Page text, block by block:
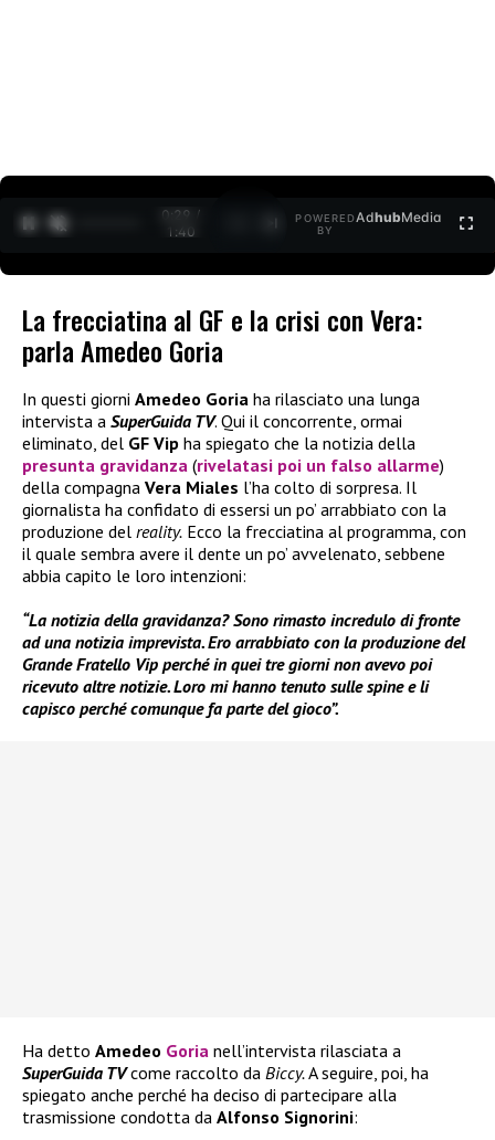
0:30 /
1:40
POWERED
BY
AdhubMedia
La frecciatina al GF e la crisi con Vera:
parla Amedeo Goria
In questi giorni Amedeo Goria ha rilasciato una lunga
intervista a SuperGuida TV. Qui il concorrente, ormai
eliminato, del GF Vip ha spiegato che la notizia della
presunta gravidanza (rivelatasi poi un falso allarme)
della compagna Vera Miales l’ha colto di sorpresa. Il
giornalista ha confidato di essersi un po’ arrabbiato con la
produzione del reality. Ecco la frecciatina al programma, con
il quale sembra avere il dente un po’ avvelenato, sebbene
abbia capito le loro intenzioni:
“La notizia della gravidanza? Sono rimasto incredulo di fronte
ad una notizia imprevista. Ero arrabbiato con la produzione del
Grande Fratello Vip perché in quei tre giorni non avevo poi
ricevuto altre notizie. Loro mi hanno tenuto sulle spine e li
capisco perché comunque fa parte del gioco”.
Ha detto Amedeo Goria nell’intervista rilasciata a
SuperGuida TVcome raccolto da Biccy.A seguire, poi, ha
spiegato anche perché ha deciso di partecipare alla
trasmissione condotta da Alfonso Signorini: